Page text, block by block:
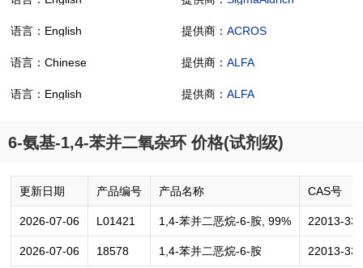
语言：English 提供商： ACROS
语言：Chinese 提供商： ALFA
语言：English 提供商： ALFA
6-氨基-1,4-苯并二氧杂环 价格(试剂级)
更新日期 产品编号 产品名称 CAS号
2026-07-06 L01421 1,4-苯并二恶烷-6-胺, 99% 22013-
2026-07-06 18578 1,4-苯并二恶烷-6-胺 22013-